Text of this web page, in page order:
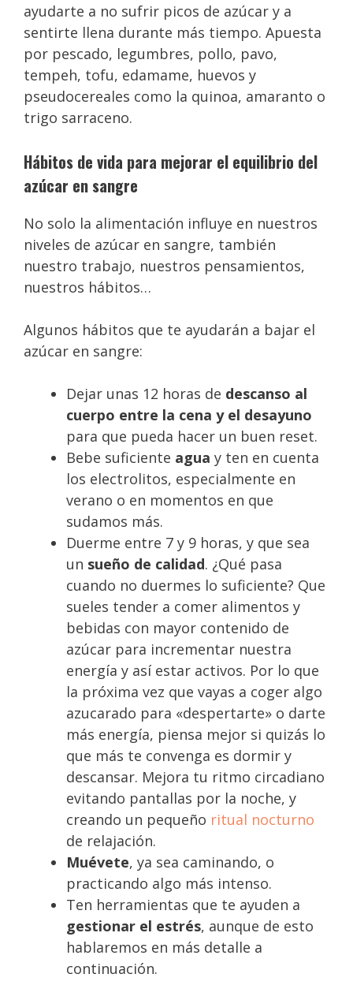
ayudarte a no sufrir picos de azúcar y a
sentirte llena durante más tiempo. Apuesta
por pescado, legumbres, pollo, pavo,
tempeh, tofu, edamame, huevos y
pseudocereales como la quinoa, amaranto o
trigo sarraceno.
Hábitos de vida para mejorar el equilibrio del
azúcar en sangre
No solo la alimentación influye en nuestros
niveles de azúcar en sangre, también
nuestro trabajo, nuestros pensamientos,
nuestros hábitos…
Algunos hábitos que te ayudarán a bajar el
azúcar en sangre:
Dejar unas 12 horas de descanso al
cuerpo entre la cena y el desayuno
para que pueda hacer un buen reset.
Bebe suficiente agua y ten en cuenta
los electrolitos, especialmente en
verano o en momentos en que
sudamos más.
Duerme entre 7 y 9 horas, y que sea
un sueño de calidad. ¿Qué pasa
cuando no duermes lo suficiente? Que
sueles tender a comer alimentos y
bebidas con mayor contenido de
azúcar para incrementar nuestra
energía y así estar activos. Por lo que
la próxima vez que vayas a coger algo
azucarado para «despertarte» o darte
más energía, piensa mejor si quizás lo
que más te convenga es dormir y
descansar. Mejora tu ritmo circadiano
evitando pantallas por la noche, y
creando un pequeño ritual nocturno
de relajación.
Muévete, ya sea caminando, o
practicando algo más intenso.
Ten herramientas que te ayuden a
gestionar el estrés, aunque de esto
hablaremos en más detalle a
continuación.